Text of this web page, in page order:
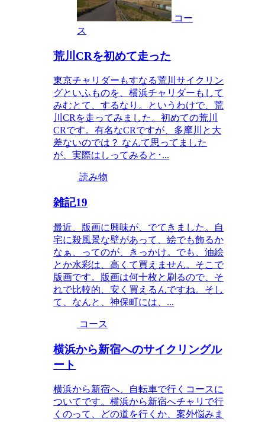
コー
ス
荒川CRを初めて走った
東京チャリダーもすなる荒川サイクリン
グといふものを、横浜チャリダーもして
みむとて、するなり。というわけで、荒
川CRを走ってみました。初めての荒川
CRです。有名なCRですが、多摩川と大
差ないのでは？ なんて思ってました
が、実際はしってみると･...
読み物
雑記19
最近、版画に興味が、でてきました。自
宅に殺風景な壁があって、絵でも飾るか
なぁ、ってのが、きっかけ。でも、油絵
とか水彩は、高くて買えません。そこで
版画です。版画は何十枚と刷るので、そ
れで比較的、安く買えるんですね。そし
て、なんと、神保町には、...
コース
横浜から新宿へのサイクリングル
ート
横浜から新宿へ、自転車で行くコースに
ついてです。横浜から新宿へチャリで行
くのって、どの道を行くか、案外悩みま